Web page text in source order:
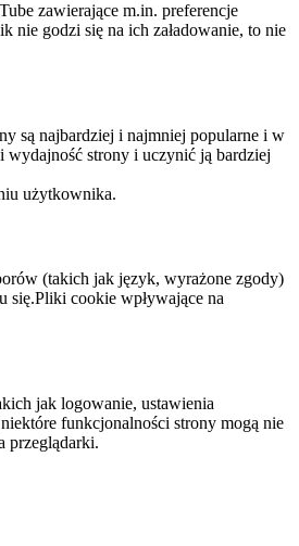
zawierające m.in. preferencje
godzi się na ich załadowanie, to nie
są najbardziej i najmniej popularne i w
wydajność strony i uczynić ją bardziej
użytkownika.
(takich jak język, wyrażone zgody)
cookie wpływające na
jak logowanie, ustawienia
funkcjonalności strony mogą nie
przeglądarki.